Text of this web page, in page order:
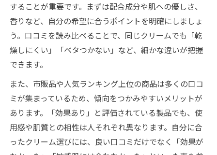
することが重要です。まずは配合成分や肌への優しさ、
香りなど、自分の希望に合うポイントを明確にしましょ
う。口コミを読み比べることで、同じクリームでも「乾
燥しにくい」「ベタつかない」など、細かな違いが把握
できます。
また、市販品や人気ランキング上位の商品は多くの口コ
ミが集まっているため、傾向をつかみやすいメリットが
あります。「効果あり」と評価されている製品でも、使
用感や肌質との相性は人それぞれ異なります。自分に合
ったクリーム選びには、良い口コミだけでなく「効果が